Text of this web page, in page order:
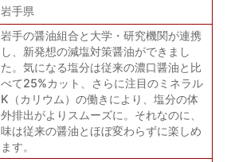
岩手県
岩手の醤油組合と大学・研究機関が連携
し、新発想の減塩対策醤油ができまし
た。気になる塩分は従来の濃口醤油と比
べて25%カット、さらに注目のミネラル
K（カリウム）の働きにより、塩分の体
外排出がよりスムーズに。それなのに、
味は従来の醤油とほぼ変わらずに楽しめ
ます。